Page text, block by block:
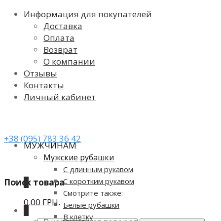
Информация для покупателей
Доставка
Оплата
Возврат
О компании
Отзывы
Контакты
Личный кабинет
+38 (095) 783 36 42
Поиск товара
МУЖЧИНАМ
Мужские рубашки
С длинным рукавом
С коротким рукавом
Смотрите также:
Белые рубашки
В клетку
0.00 ГРН.